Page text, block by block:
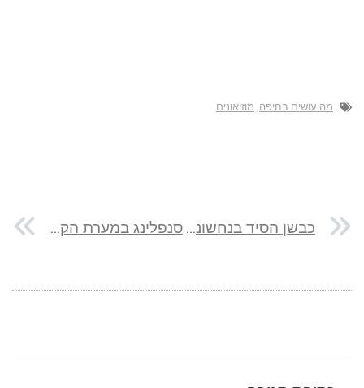
מה עושים בחיפה, מוזיאונים
כבשן הסיד בנחשונים סנפלינג במערת הקולונל